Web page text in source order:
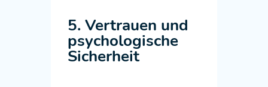
5. Vertrauen und
psychologische
Sicherheit